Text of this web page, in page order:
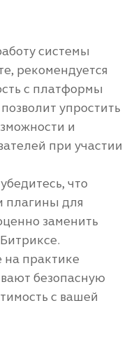
системы
рекомендуется
с платформы
упростить
и
при участии
убедитесь, что
плагины для
заменить
практике
безопасную
с вашей